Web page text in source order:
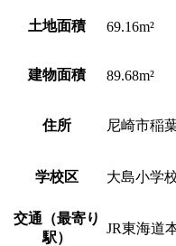
土地面積 69.16m²
建物面積 89.68m²
住所 尼崎市稲
学校区 大島小学
交通（最寄り
駅）
JR東海道